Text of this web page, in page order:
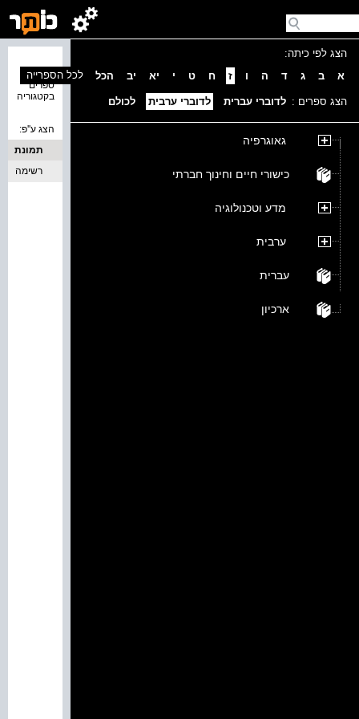
הצג לפי כיתה:
א
ב ג ד ה ו ז ח ט י יא יב הכל
הצג ספרים : לדוברי עברית לדוברי ערבית לכולם
גאוגרפיה
כישורי חיים וחינוך חברתי
מדע וטכנולוגיה
ערבית
עברית
ארכיון
ספרים
בקטגוריה
לכל הספרייה
הצג ע''פ:
תמונת
כריכה
רשימה